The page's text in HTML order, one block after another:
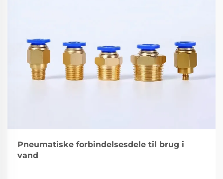
Pneumatiske forbindelsesdele til brug i
vand